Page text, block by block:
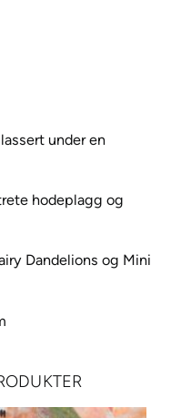
under en
hodeplagg og
Dandelions og Mini